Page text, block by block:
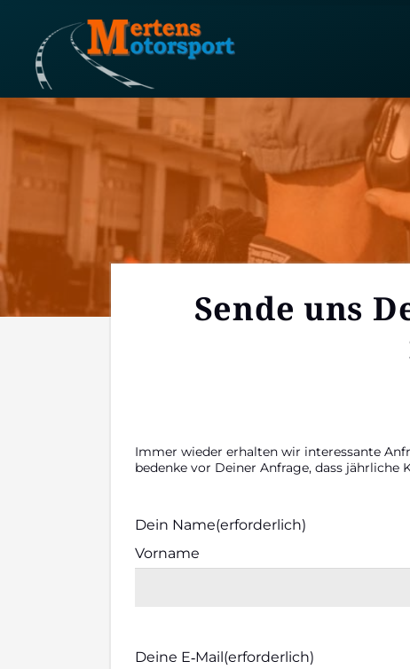
Sen­de uns
Immer wie­der erhal­ten wir inter­es­san­te
beden­ke vor Dei­ner Anfra­ge, dass
Dein Name(erfor­der­lich)
Vor­na­me
Dei­ne E‑Mail(erfor­der­lich)